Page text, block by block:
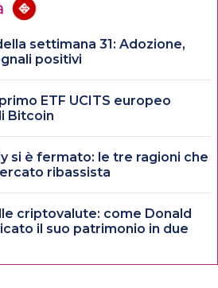
settimana 31: Adozione,
positivi
ETF UCITS europeo
Bitcoin
si è fermato: le tre ragioni che
ribassista
criptovalute: come Donald
il suo patrimonio in due